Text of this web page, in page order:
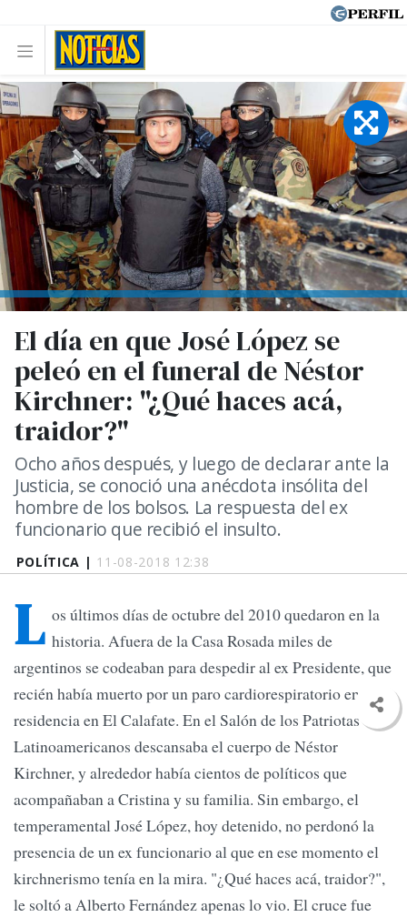
POLÍTICA | 11-08-2018 12:38
El día en que José López se
peleó en el funeral de Néstor
Kirchner: "¿Qué haces acá,
traidor?"
Ocho años después, y luego de declarar ante la
Justicia, se conoció una anécdota insólita del
hombre de los bolsos. La respuesta del ex
funcionario que recibió el insulto.
L os últimos días de octubre del 2010 quedaron en la
historia. Afuera de la Casa Rosada miles de
argentinos se codeaban para despedir al ex Presidente, que
recién había muerto por un paro cardiorespiratorio en su
residencia en El Calafate. En el Salón de los Patriotas
Latinoamericanos descansaba el cuerpo de Néstor
Kirchner, y alrededor había cientos de políticos que
acompañaban a Cristina y su familia. Sin embargo, el
temperamental José López, hoy detenido, no perdonó la
presencia de un ex funcionario al que en ese momento el
kirchnerismo tenía en la mira. "¿Qué haces acá, traidor?",
le soltó a Alberto Fernández apenas lo vio. El cruce fue